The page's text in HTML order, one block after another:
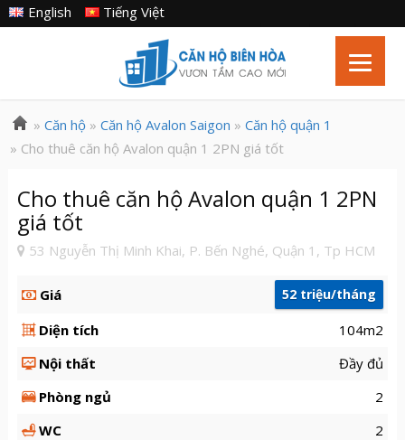
Tiếng Việt
English
» Căn hộ» Căn hộ Avalon Saigon » Căn hộ quận 1
» Cho thuê căn hộ Avalon quận 1 2PN giá tốt
Cho thuê căn hộ Avalon quận 1 2PN
giá tốt
53 Nguyễn Thị Minh Khai, P. Bến Nghé, Quận 1, Tp HCM
Giá 52 triệu/tháng
Diện tích
104m2
Nội thất
Đầy đủ
Phòng ngủ
2
WC
2